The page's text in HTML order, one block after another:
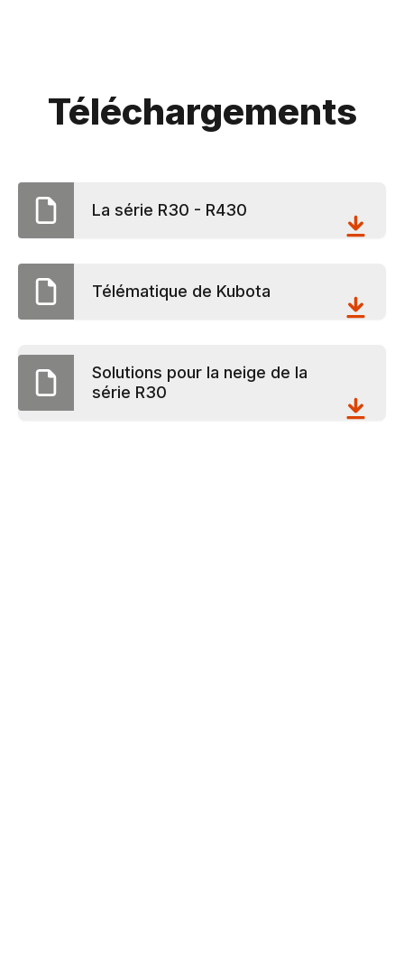
Téléchargements
La série R30 - R430
Télématique de Kubota
Solutions pour la neige de la
série R30